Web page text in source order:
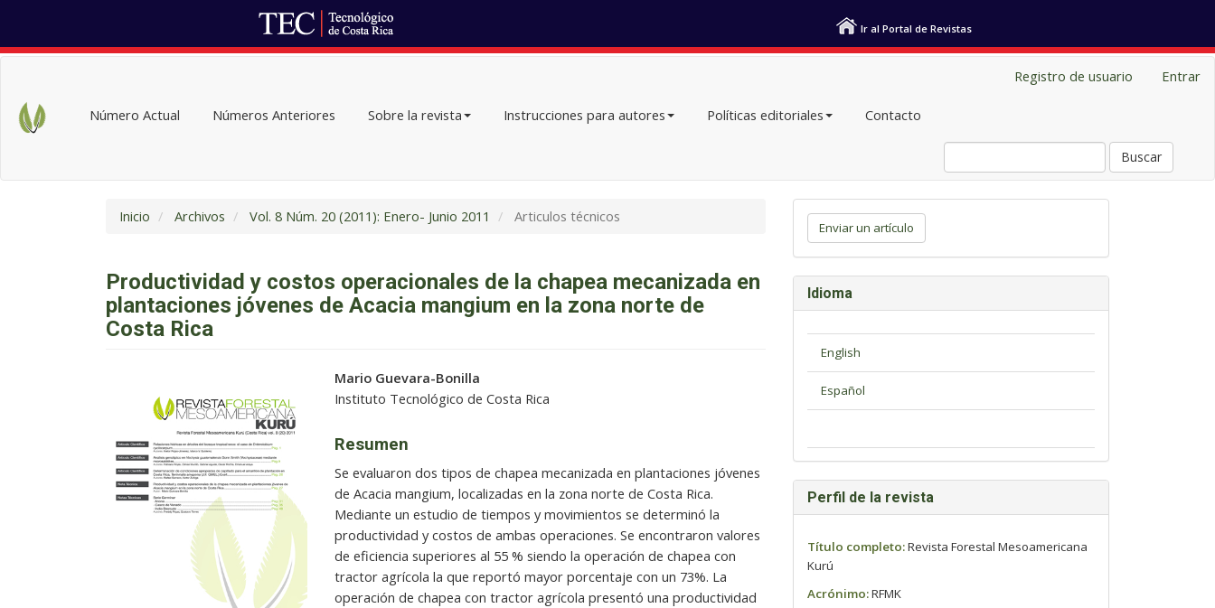
Ir al Portal de Revistas
Contenido
principal
Registro de usuario Entrar
Número Actual Números Anteriores Sobre la revista Instrucciones para autores Políticas editoriales Contacto
Buscar
Inicio Archivos Vol. 8 Núm. 20 (2011): Enero- Junio 2011 Articulos técnicos
Productividad y costos operacionales de la chapea mecanizada en
plantaciones jóvenes de Acacia mangium en la zona norte de
Costa Rica
Contenido
principal
Mario Guevara-Bonilla
Instituto Tecnológico de Costa Rica
Resumen
Se evaluaron dos tipos de chapea mecanizada en plantaciones jóvenes
de Acacia mangium, localizadas en la zona norte de Costa Rica.
Mediante un estudio de tiempos y movimientos se determinó la
productividad y costos de ambas operaciones. Se encontraron valores
de eficiencia superiores al 55 % siendo la operación de chapea con
tractor agrícola la que reportó mayor porcentaje con un 73%. La
operación de chapea con tractor agrícola presentó una productividad
Enviar
un
artículo
Enviar un artículo
Idioma
Perfil de la revista
Título completo:Revista Forestal Mesoamericana
Kurú
Acrónimo:RFMK